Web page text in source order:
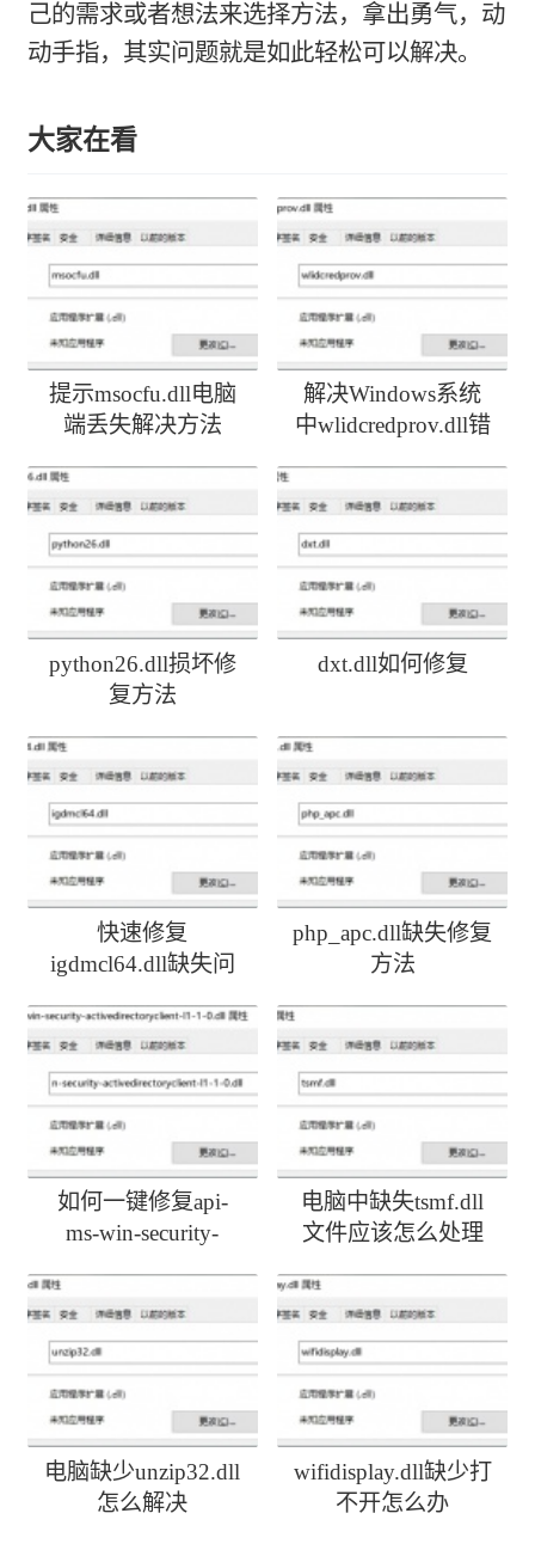
己的需求或者想法来选择方法，拿出勇气，动
动手指，其实问题就是如此轻松可以解决。
大家在看
提示msocfu.dll电脑
端丢失解决方法
解决Windows系统
中wlidcredprov.dll错
python26.dll损坏修
复方法
dxt.dll如何修复
快速修复
igdmcl64.dll缺失问
php_apc.dll缺失修复
方法
如何一键修复api-
ms-win-security-
电脑中缺失tsmf.dll
文件应该怎么处理
电脑缺少unzip32.dll
怎么解决
wifidisplay.dll缺少打
不开怎么办